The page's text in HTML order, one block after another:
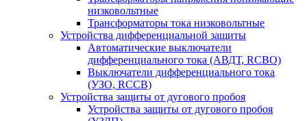
низковольтные
Трансформаторы тока низковольтные
Устройства дифференциальной защиты
Автоматические выключатели
дифференциального тока (АВДТ, RCBO)
Выключатели дифференциального тока
(УЗО, RCCB)
Устройства защиты от дугового пробоя
Устройства защиты от дугового пробоя